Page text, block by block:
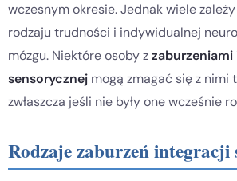
wczesnym okresie. Jednak wiele
rodzaju trudności i indywidualnej
mózgu. Niektóre osoby z
sensorycznej mogą zmagać się z nimi
zwłaszcza jeśli nie były one wcześnie
Rodzaje zaburzeń integracji